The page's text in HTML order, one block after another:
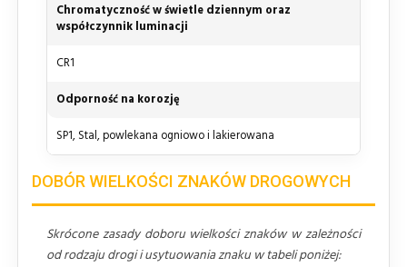
Chromatyczność w świetle dziennym oraz
współczynnik luminacji
CR1
Odporność na korozję
SP1, Stal, powlekana ogniowo i lakierowana
DOBÓR WIELKOŚCI ZNAKÓW DROGOWYCH
Skrócone zasady doboru wielkości znaków w zależności
od rodzaju drogi i usytuowania znaku w tabeli poniżej: